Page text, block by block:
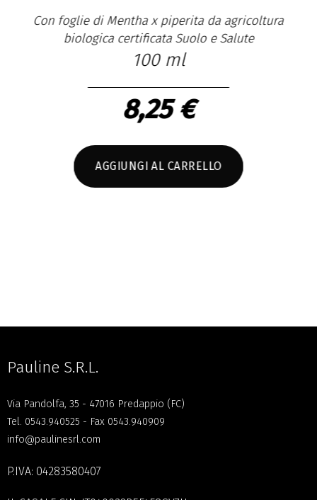
Idrolato
Lavandino
Con fiori di Lavandula x intermedia da
biologica certificata Suolo e Salute
100 ml
Pauline S.R.L.